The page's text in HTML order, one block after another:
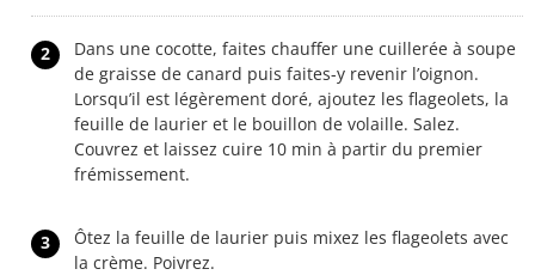
2
Dans une cocotte, faites chauffer une cuillerée à soupe
de graisse de canard puis faites-y revenir l’oignon.
Lorsqu’il est légèrement doré, ajoutez les flageolets, la
feuille de laurier et le bouillon de volaille. Salez.
Couvrez et laissez cuire 10 min à partir du premier
frémissement.
3
Ôtez la feuille de laurier puis mixez les flageolets avec
la crème. Poivrez.